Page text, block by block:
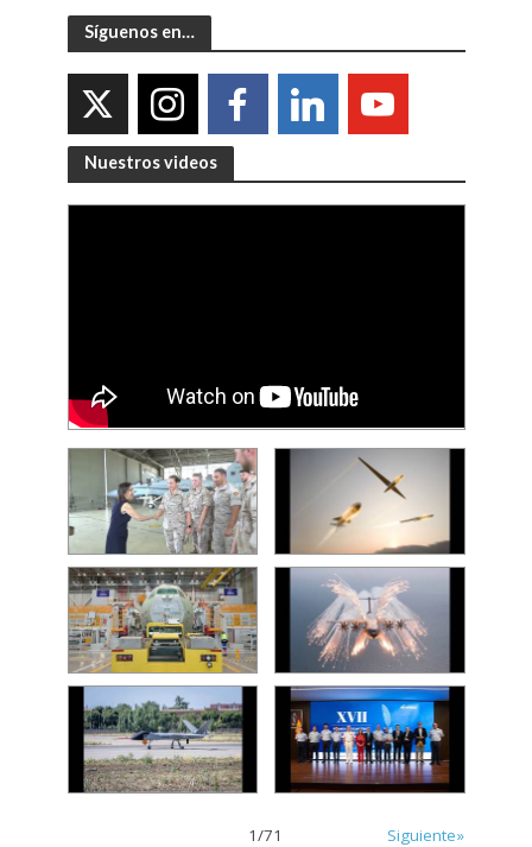
Síguenos en…
Nuestros videos
1/71
Siguiente»